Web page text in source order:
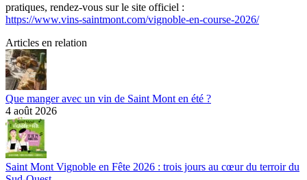
pratiques, rendez-vous sur le site officiel :
https://www.vins-saintmont.com/vignoble-en-course-2026/
Articles en relation
Que manger avec un vin de Saint Mont en été ?
4 août 2026
Saint Mont Vignoble en Fête 2026 : trois jours au cœur du terroir du